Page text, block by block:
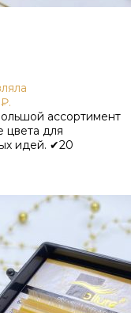
ассортимент
цвета для
идей. ✔20